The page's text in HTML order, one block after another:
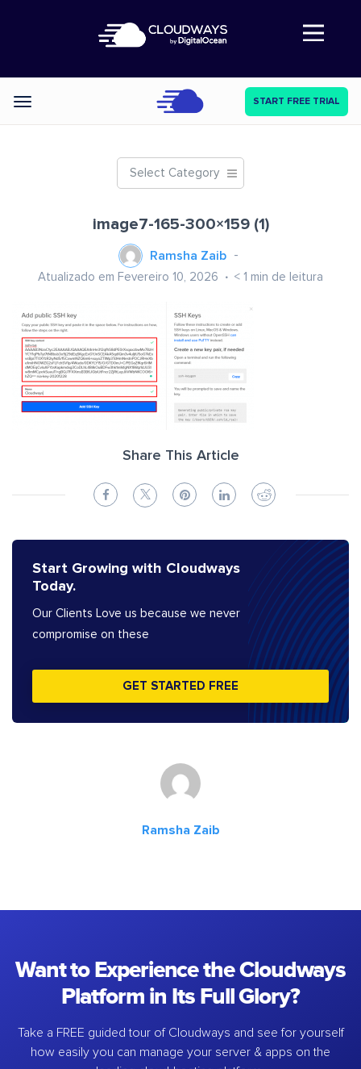
Abre a navegação
Categories START FREE TRIAL
Select Category
image7-165-300×159 (1)
Ramsha Zaib
Atualizado em Fevereiro 10, 2026 < 1 min de leitura
Share This Article
Start Growing with Cloudways
Today.
Our Clients Love us because we never
compromise on these
GET STARTED FREE
Ramsha Zaib
Want to Experience the Cloudways
Platform in Its Full Glory?
Take a FREE guided tour of Cloudways and see for yourself
how easily you can manage your server & apps on the